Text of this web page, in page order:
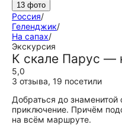
13 фото
Россия/
Геленджик/
На сапах/
Экскурсия
К скале Парус —
5,0
3 отзыва, 19 посетили
Добраться до
приключение. Причём
на всём маршруте.